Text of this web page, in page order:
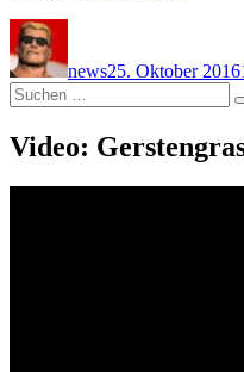
news25. Oktober 2016
Suche
nach:
Video: